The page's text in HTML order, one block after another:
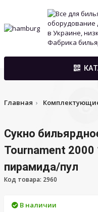
Главная
Сукно
Tournament 2000
пирамида/пул
Код товара: 2960
В наличии